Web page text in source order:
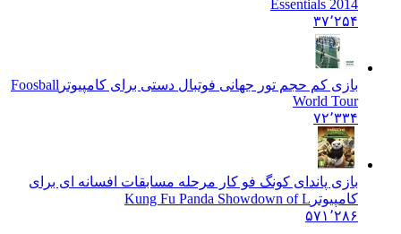
Essentials 2014
۳۷٬۲۵۴
بازی کم حجم تور جهانی فوتبال دستی برای کامپیوترFoosball
World Tour
۷۲٬۳۳۴
بازی پاندای کونگ فو کار مرحله مسابقات افسانه ای برای
کامپیوترKung Fu Panda Showdown of L
۵۷۱٬۲۸۶